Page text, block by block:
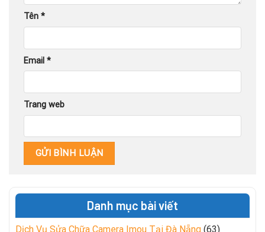
Tên *
Email *
Trang web
Danh mục bài viết
Dịch Vụ Sửa Chữa Camera Imou Tại Đà Nẵng (63)